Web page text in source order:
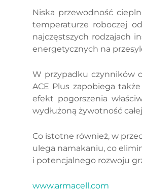
Niska przewodność
temperaturze roboczej
najczęstszych rodzajach
energetycznych na
W przypadku czynników
ACE Plus zapobiega
efekt pogorszenia
wydłużoną żywotność
Co istotne również, w
ulega namakaniu, co
i potencjalnego rozwoju
www.armacell.com